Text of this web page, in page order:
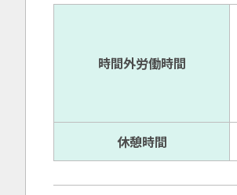
時間外労働時間
休憩時間